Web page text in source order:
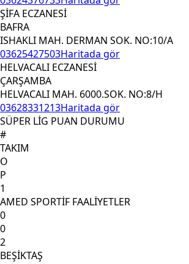
ŞİFA ECZANESİ
BAFRA
ISHAKLI MAH. DERMAN SOK. NO:10/A
03625427503Haritada gör
HELVACALI ECZANESİ
ÇARŞAMBA
HELVACALI MAH. 6000.SOK. NO:8/H
03628331213Haritada gör
SÜPER LİG PUAN DURUMU
#
TAKIM
O
P
1
AMED SPORTİF FAALİYETLER
0
0
2
BEŞİKTAŞ